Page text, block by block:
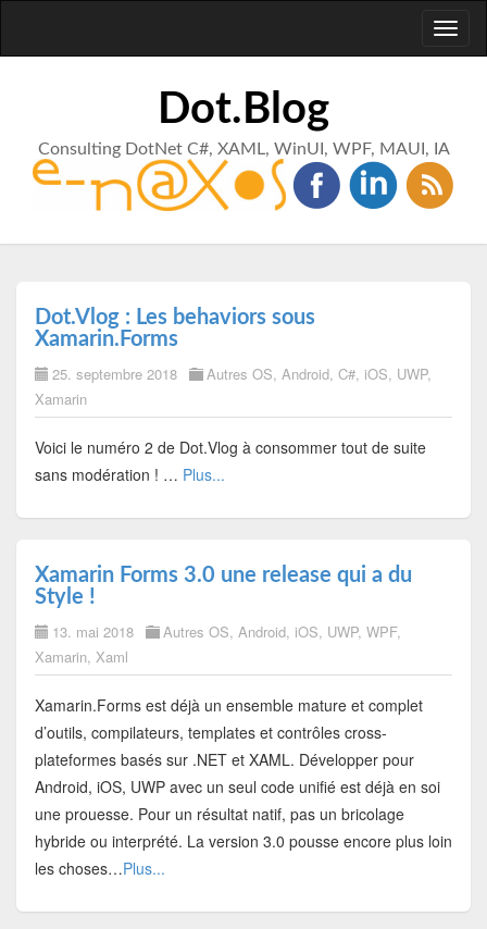
Dot.Blog
Consulting DotNet C#, XAML, WinUI, WPF, MAUI, IA
Dot.Vlog : Les behaviors sous
Xamarin.Forms
25. septembre 2018 Autres OS, Android, C#, iOS, UWP,
Xamarin
Voici le numéro 2 de Dot.Vlog à consommer tout de suite
sans modération ! … Plus...
Xamarin Forms 3.0 une release qui a du
Style !
13. mai 2018 Autres OS, Android, iOS, UWP, WPF,
Xamarin, Xaml
Xamarin.Forms est déjà un ensemble mature et complet
d’outils, compilateurs, templates et contrôles cross-
plateformes basés sur .NET et XAML. Développer pour
Android, iOS, UWP avec un seul code unifié est déjà en soi
une prouesse. Pour un résultat natif, pas un bricolage
hybride ou interprété. La version 3.0 pousse encore plus loin
les choses…Plus...